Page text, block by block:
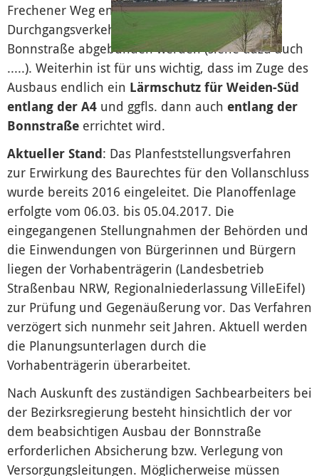
Frechener Weg endlich wirksam vom
Durchgangsverkehr von und in Richtung
Bonnstraße abgebunden werden (siehe dazu auch
.....). Weiterhin ist für uns wichtig, dass im Zuge des
Ausbaus endlich ein Lärmschutz für Weiden-Süd
entlang der A4 und ggfls. dann auch entlang der
Bonnstraße errichtet wird.
Aktueller Stand: Das Planfeststellungsverfahren
zur Erwirkung des Baurechtes für den Vollanschluss
wurde bereits 2016 eingeleitet. Die Planoffenlage
erfolgte vom 06.03. bis 05.04.2017. Die
eingegangenen Stellungnahmen der Behörden und
die Einwendungen von Bürgerinnen und Bürgern
liegen der Vorhabenträgerin (Landesbetrieb
Straßenbau NRW, Regionalniederlassung VilleEifel)
zur Prüfung und Gegenäußerung vor. Das Verfahren
verzögert sich nunmehr seit Jahren. Aktuell werden
die Planungsunterlagen durch die
Vorhabenträgerin überarbeitet.
Nach Auskunft des zuständigen Sachbearbeiters bei
der Bezirksregierung besteht hinsichtlich der vor
dem beabsichtigen Ausbau der Bonnstraße
erforderlichen Absicherung bzw. Verlegung von
Versorgungsleitungen. Möglicherweise müssen